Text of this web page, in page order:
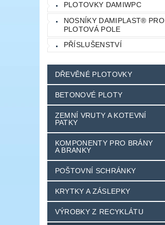
PLOTOVKY DAMIWPC
NOSNÍKY DAMIPLAST® PRO
PLOTOVÁ POLE
PŘÍSLUŠENSTVÍ
DŘEVĚNÉ PLOTOVKY
BETONOVÉ PLOTY
ZEMNÍ VRUTY A KOTEVNÍ
PATKY
KOMPONENTY PRO BRÁNY
A BRANKY
POŠTOVNÍ SCHRÁNKY
KRYTKY A ZÁSLEPKY
VÝROBKY Z RECYKLÁTU